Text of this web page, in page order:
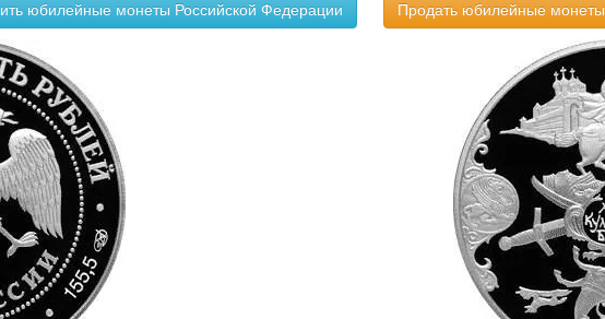
юбилейные монеты Российской Федерации Продать юбилейные монеты